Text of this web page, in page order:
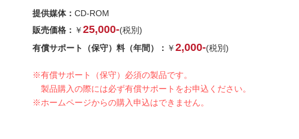
提供媒体： CD-ROM
販売価格： ￥25,000-(税別)
有償サポート（保守）料（年間）： ￥2,000-(税別)
※有償サポート（保守）必須の製品です。
製品購入の際には必ず有償サポートをお申込ください。
※ホームページからの購入申込はできません。